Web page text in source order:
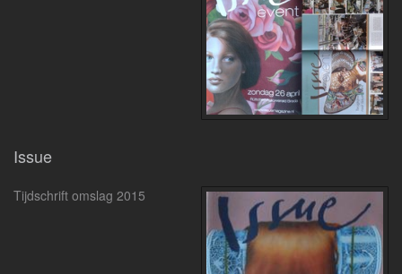
Issue
Tijdschrift omslag 2015